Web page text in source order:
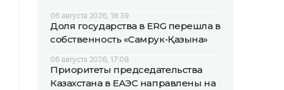
06 августа 2026, 18:39
Доля государства в ERG перешла в
собственность «Самрук-Қазына»
06 августа 2026, 17:08
Приоритеты председательства
Казахстана в ЕАЭС направлены на